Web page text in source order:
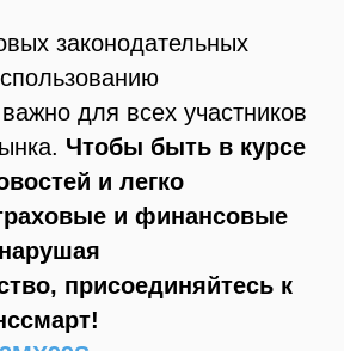
законодательных
для всех участников
Чтобы быть в курсе
и легко
и финансовые
присоединяйтесь к